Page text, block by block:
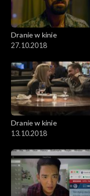
Dranie w kinie
27.10.2018
Dranie w kinie
13.10.2018